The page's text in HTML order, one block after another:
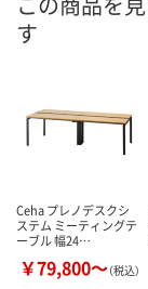
す
Ceha プレノデスクシ
ステム ミーティングテ
ーブル 幅24…
￥79,800～（税込）